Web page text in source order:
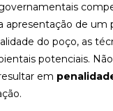
apresentação de um
do poço, as
potenciais.
em